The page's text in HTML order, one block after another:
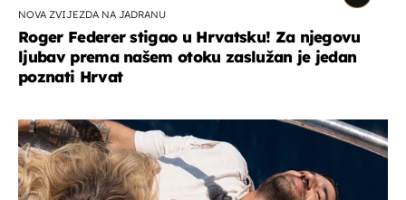
NOVA ZVIJEZDA NA JADRANU
Roger Federer stigao u Hrvatsku! Za njegovu
ljubav prema našem otoku zaslužan je jedan
poznati Hrvat